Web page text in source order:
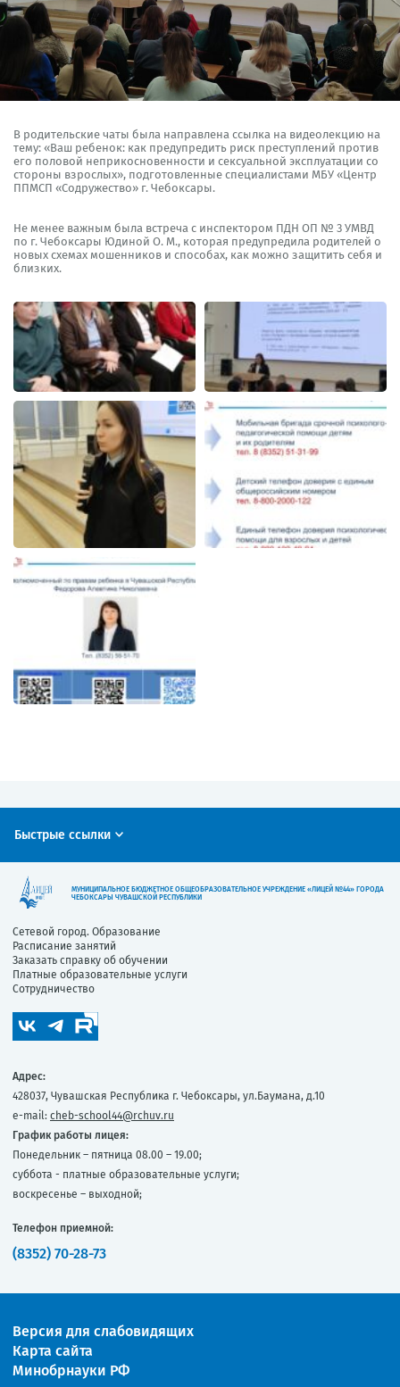
В родительские чаты была направлена ссылка на видеолекцию на
тему: «Ваш ребенок: как предупредить риск преступлений против
его половой неприкосновенности и сексуальной эксплуатации со
стороны взрослых», подготовленные специалистами МБУ «Центр
ППМСП «Содружество» г. Чебоксары.
Не менее важным была встреча с инспектором ПДН ОП № 3 УМВД
по г. Чебоксары Юдиной О. М., которая предупредила родителей о
новых схемах мошенников и способах, как можно защитить себя и
близких.
Быстрые ссылки
МУНИЦИПАЛЬНОЕ БЮДЖЕТНОЕ ОБЩЕОБРАЗОВАТЕЛЬНОЕ УЧРЕЖДЕНИЕ «ЛИЦЕЙ №44» ГОРОДА
ЧЕБОКСАРЫ ЧУВАШСКОЙ РЕСПУБЛИКИ
Сетевой город. Образование
Расписание занятий
Заказать справку об обучении
Платные образовательные услуги
Сотрудничество
Адрес:
428037, Чувашская Республика г. Чебоксары, ул.Баумана, д.10
e-mail: cheb-school44@rchuv.ru
График работы лицея:
Понедельник – пятница 08.00 – 19.00;
суббота - платные образовательные услуги;
воскресенье – выходной;
Телефон приемной:
(8352) 70-28-73
Версия для слабовидящих
Карта сайта
Минобрнауки РФ